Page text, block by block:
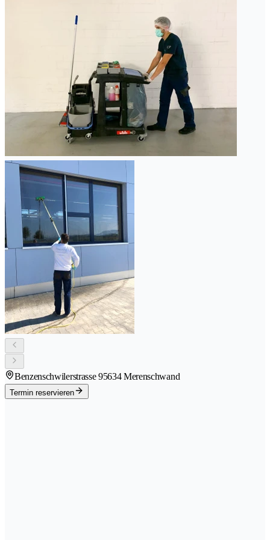
Benzenschwilerstrasse 95634 Merenschwand
Termin reservieren